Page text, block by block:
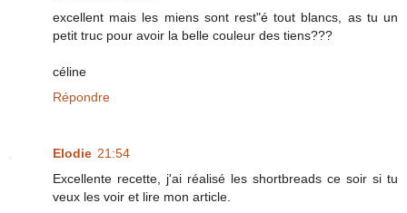
excellent mais les miens sont rest"é tout blancs, as tu un
petit truc pour avoir la belle couleur des tiens???
céline
Répondre
Elodie 21:54
Excellente recette, j'ai réalisé les shortbreads ce soir si tu
veux les voir et lire mon article.